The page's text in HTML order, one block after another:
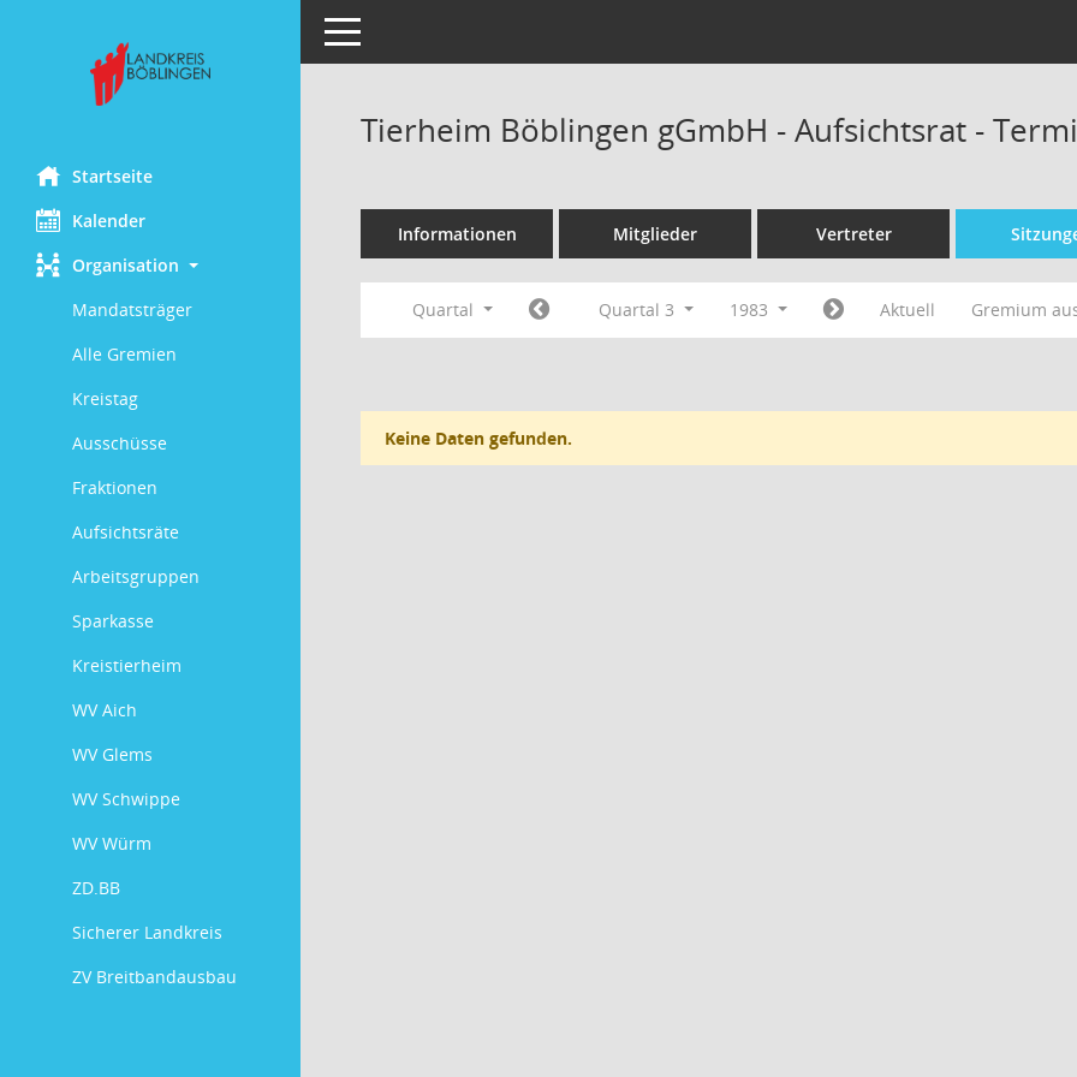
Startseite
Kalender
Organisation
Mandatsträger
Alle Gremien
Kreistag
Ausschüsse
Fraktionen
Aufsichtsräte
Arbeitsgruppen
Sparkasse
Kreistierheim
WV Aich
WV Glems
WV Schwippe
WV Würm
ZD.BB
Sicherer Landkreis
ZV Breitbandausbau
Toggle navigation
Tierheim Böblingen gGmbH - Aufsichtsrat -
Informationen Mitglieder Vertreter
Quartal Quartal 3 1983 Aktuell Gremium
Keine Daten gefunden.